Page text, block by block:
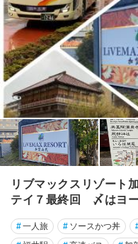
リブマックスリゾート
テイ７最終回 〆はヨ
#一人旅 # ソースかつ丼